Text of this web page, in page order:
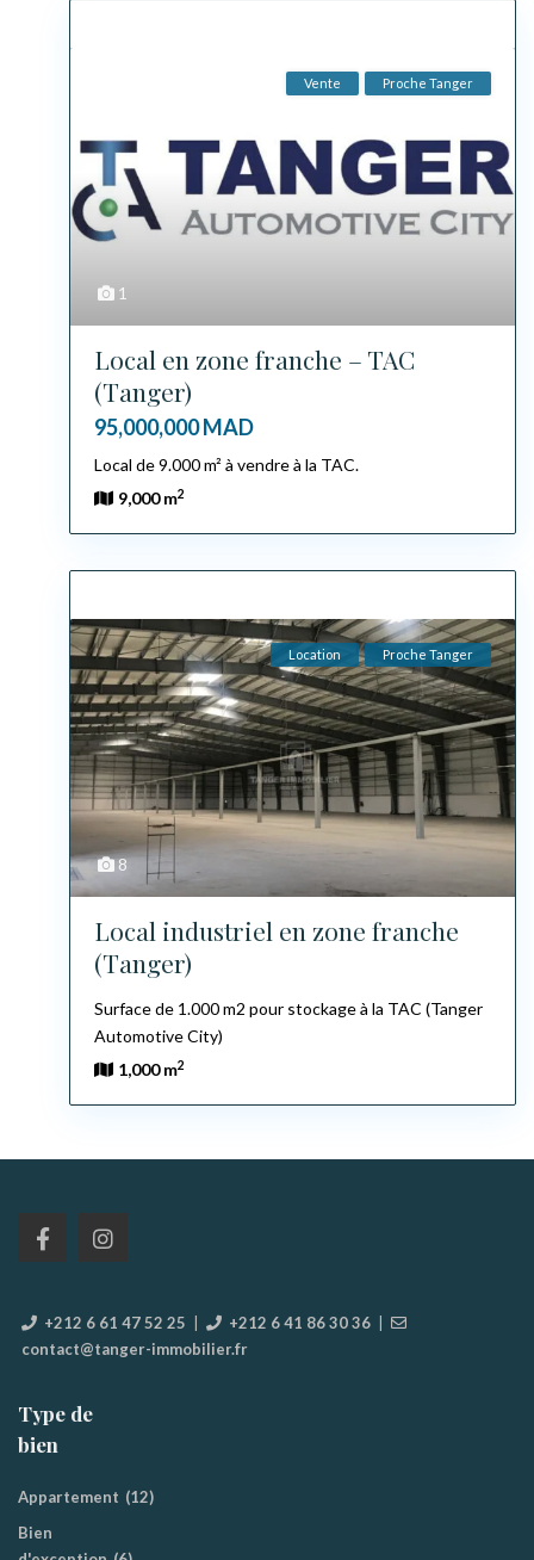
1
Vente Proche Tanger
Local en zone franche – TAC
(Tanger)
95,000,000 MAD
Local de 9.000 m² à vendre à la TAC.
9,000 m2
8
Location Proche Tanger
Local industriel en zone franche
(Tanger)
Surface de 1.000 m2 pour stockage à la TAC (Tanger
Automotive City)
1,000 m2
+212 6 61 47 52 25 +212 6 41 86 30 36
contact@tanger-immobilier.fr
Type de
bien
Appartement (12)
Bien